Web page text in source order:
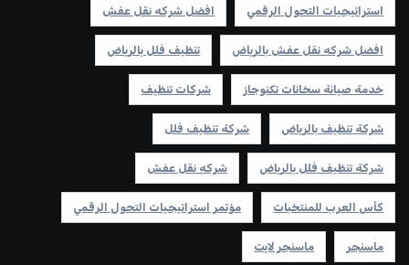
استراتيجيات التحول الرقمي افضل شركه نقل عفش
افضل شركه نقل عفش بالرياض تنظيف فلل بالرياض
خدمة صيانة سخانات تكنوجاز شركات تنظيف
شركة تنظيف بالرياض شركة تنظيف فلل
شركة تنظيف فلل بالرياض شركه نقل عفش
كأس العرب للمنتخبات مؤتمر استراتيجيات التحول الرقمي
ماسنجر ماسنجر لايت